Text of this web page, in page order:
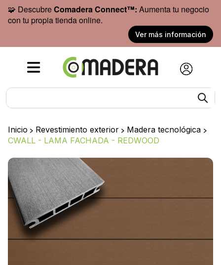
🧩 DescubreComadera Connect™: Aumenta tu negocio
con tu propia tienda online.
Ver más información
Inicio > Revestimiento exterior > Madera tecnológica >
CWALL - LAMA FACHADA - REDWOOD